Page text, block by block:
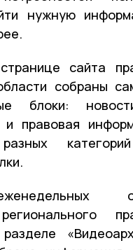
нужную
сайта
собраны
блоки:
и правовая